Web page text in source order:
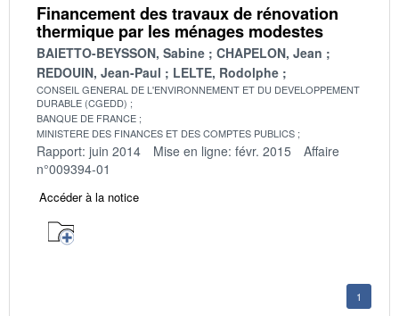
Financement des travaux de rénovation
thermique par les ménages modestes
BAIETTO-BEYSSON, Sabine
CHAPELON, Jean
REDOUIN, Jean-Paul
LELTE, Rodolphe
CONSEIL GENERAL DE L'ENVIRONNEMENT ET DU DEVELOPPEMENT
DURABLE (CGEDD)
BANQUE DE FRANCE
MINISTERE DES FINANCES ET DES COMPTES PUBLICS
Rapport: juin 2014 Mise en ligne: févr. 2015
Affaire
n°009394-01
Accéder à la notice
1